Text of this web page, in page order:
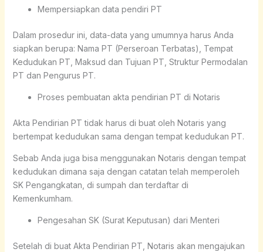
Mempersiapkan data pendiri PT
Dalam prosedur ini, data-data yang umumnya harus Anda
siapkan berupa: Nama PT (Perseroan Terbatas), Tempat
Kedudukan PT, Maksud dan Tujuan PT, Struktur Permodalan
PT dan Pengurus PT.
Proses pembuatan akta pendirian PT di Notaris
Akta Pendirian PT tidak harus di buat oleh Notaris yang
bertempat kedudukan sama dengan tempat kedudukan PT.
Sebab Anda juga bisa menggunakan Notaris dengan tempat
kedudukan dimana saja dengan catatan telah memperoleh
SK Pengangkatan, di sumpah dan terdaftar di
Kemenkumham.
Pengesahan SK (Surat Keputusan) dari Menteri
Setelah di buat Akta Pendirian PT, Notaris akan mengajukan